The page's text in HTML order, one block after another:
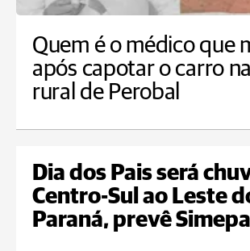
Quem é o médico que
após capotar o carro
rural de Perobal
Dia dos Pais será
Centro-Sul ao Leste
Paraná, prevê